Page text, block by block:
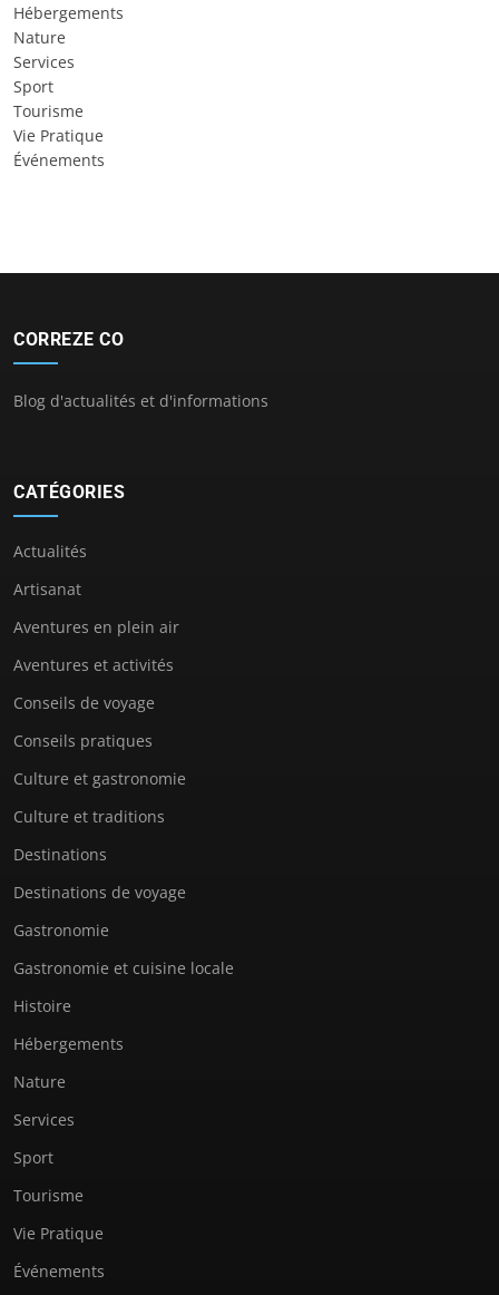
Hébergements
Nature
Services
Sport
Tourisme
Vie Pratique
Événements
CORREZE CO
Blog d'actualités et d'informations
CATÉGORIES
Actualités
Artisanat
Aventures en plein air
Aventures et activités
Conseils de voyage
Conseils pratiques
Culture et gastronomie
Culture et traditions
Destinations
Destinations de voyage
Gastronomie
Gastronomie et cuisine locale
Histoire
Hébergements
Nature
Services
Sport
Tourisme
Vie Pratique
Événements